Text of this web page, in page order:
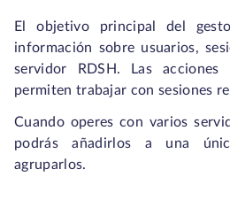
El objetivo principal del
información sobre usuarios,
servidor RDSH. Las
permiten trabajar con sesiones
Cuando operes con varios
podrás añadirlos a una
agruparlos.